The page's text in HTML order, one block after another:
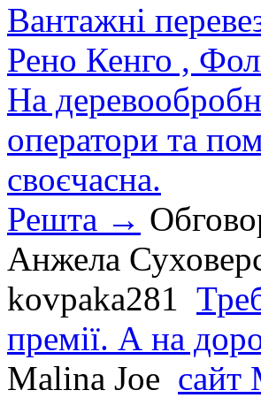
Вантажні
Рено Кенго ,
На
оператори та
своєчасна.
Решта →
Анжела
kovpaka281
премії. А на
Malina Joe сайт